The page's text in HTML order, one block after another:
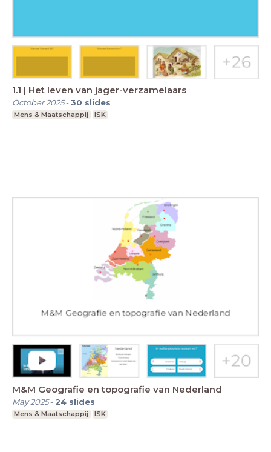
1.1 | Het leven van jager-verzamelaars
October 2025-30 slides
Mens & Maatschappij ISK
M&M Geografie en topografie van Nederland
May 2025- 24 slides
Mens & Maatschappij ISK